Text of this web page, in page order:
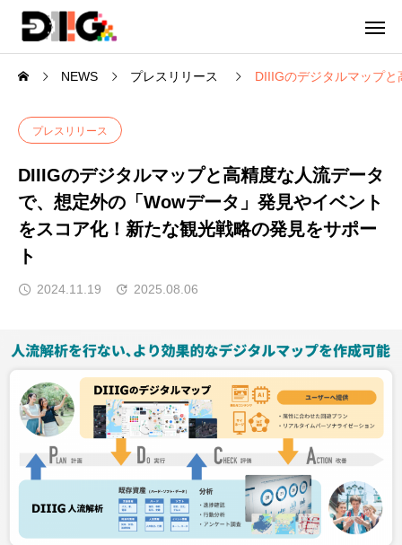
NEWS プレスリリース DIIIGのデジタルマップ
プレスリリース
DIIIGのデジタルマップと高精度な人流データ
で、想定外の「Wowデータ」発見やイベント
をスコア化！新たな観光戦略の発見をサポー
ト
2024.11.19 2025.08.06